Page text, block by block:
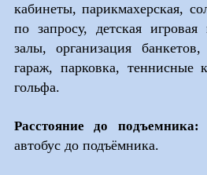
кабинеты, парикмахерская,
по запросу, детская
залы, организация
гараж, парковка, теннисные
гольфа.
Расстояние до подъемника:
автобус до подъёмника.